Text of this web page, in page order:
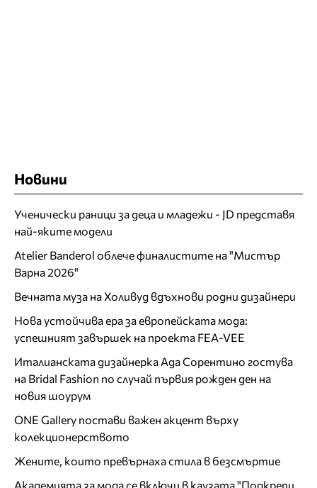
Новини
Ученически раници за деца и младежи - JD представя
най-яките модели
Atelier Banderol облече финалистите на "Мистър
Варна 2026"
Вечната муза на Холивуд вдъхнови родни дизайнери
Нова устойчива ера за европейската мода:
успешният завършек на проекта FEA-VEE
Италианската дизайнерка Ада Сорентино гостува
на Bridal Fashion по случай първия рожден ден на
новия шоурум
ONE Gallery постави важен акцент върху
колекционерството
Жените, които превърнаха стила в безсмъртие
Академията за мода се включи в каузата "Подкрепи